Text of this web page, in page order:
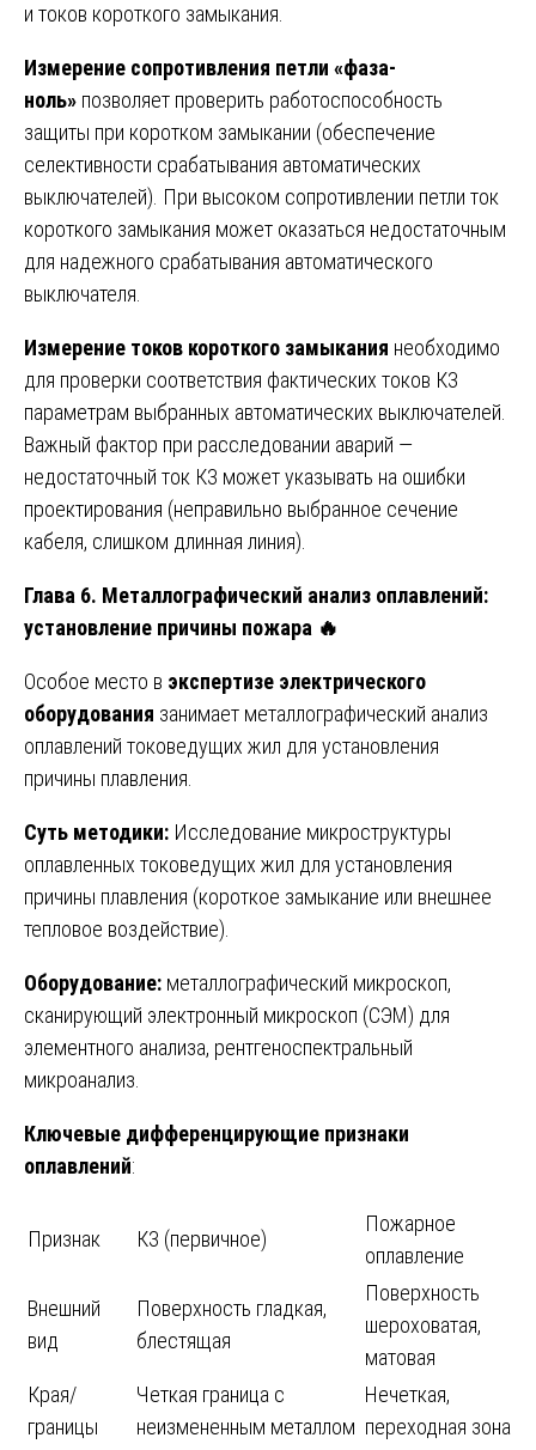
и токов короткого замыкания.
Измерение сопротивления петли «фаза-
ноль» позволяет проверить работоспособность
защиты при коротком замыкании (обеспечение
селективности срабатывания автоматических
выключателей). При высоком сопротивлении петли ток
короткого замыкания может оказаться недостаточным
для надежного срабатывания автоматического
выключателя.
Измерение токов короткого замыкания необходимо
для проверки соответствия фактических токов КЗ
параметрам выбранных автоматических выключателей.
Важный фактор при расследовании аварий —
недостаточный ток КЗ может указывать на ошибки
проектирования (неправильно выбранное сечение
кабеля, слишком длинная линия).
Глава 6. Металлографический анализ оплавлений:
установление причины пожара 🔥
Особое место в экспертизе электрического
оборудования занимает металлографический анализ
оплавлений токоведущих жил для установления
причины плавления.
Суть методики: Исследование микроструктуры
оплавленных токоведущих жил для установления
причины плавления (короткое замыкание или внешнее
тепловое воздействие).
Оборудование: металлографический микроскоп,
сканирующий электронный микроскоп (СЭМ) для
элементного анализа, рентгеноспектральный
микроанализ.
Ключевые дифференцирующие признаки
оплавлений:
Признак КЗ (первичное)
Пожарное
оплавление
Внешний
вид
Поверхность гладкая,
блестящая
Поверхность
шероховатая,
матовая
Края/
границы
Четкая граница с
неизмененным металлом
Нечеткая,
переходная зона